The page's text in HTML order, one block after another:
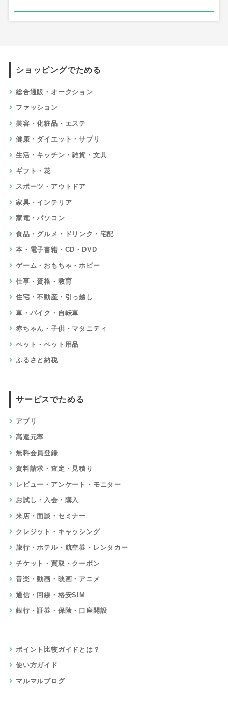
ショッピングでためる
総合通販・オークション
ファッション
美容・化粧品・エステ
健康・ダイエット・サプリ
生活・キッチン・雑貨・文具
ギフト・花
スポーツ・アウトドア
家具・インテリア
家電・パソコン
食品・グルメ・ドリンク・宅配
本・電子書籍・CD・DVD
ゲーム・おもちゃ・ホビー
仕事・資格・教育
住宅・不動産・引っ越し
車・バイク・自転車
赤ちゃん・子供・マタニティ
ペット・ペット用品
ふるさと納税
サービスでためる
アプリ
高還元率
無料会員登録
資料請求・査定・見積り
レビュー・アンケート・モニター
お試し・入会・購入
来店・面談・セミナー
クレジット・キャッシング
旅行・ホテル・航空券・レンタカー
チケット・買取・クーポン
音楽・動画・映画・アニメ
通信・回線・格安SIM
銀行・証券・保険・口座開設
ポイント比較ガイドとは？
使い方ガイド
マルマルブログ